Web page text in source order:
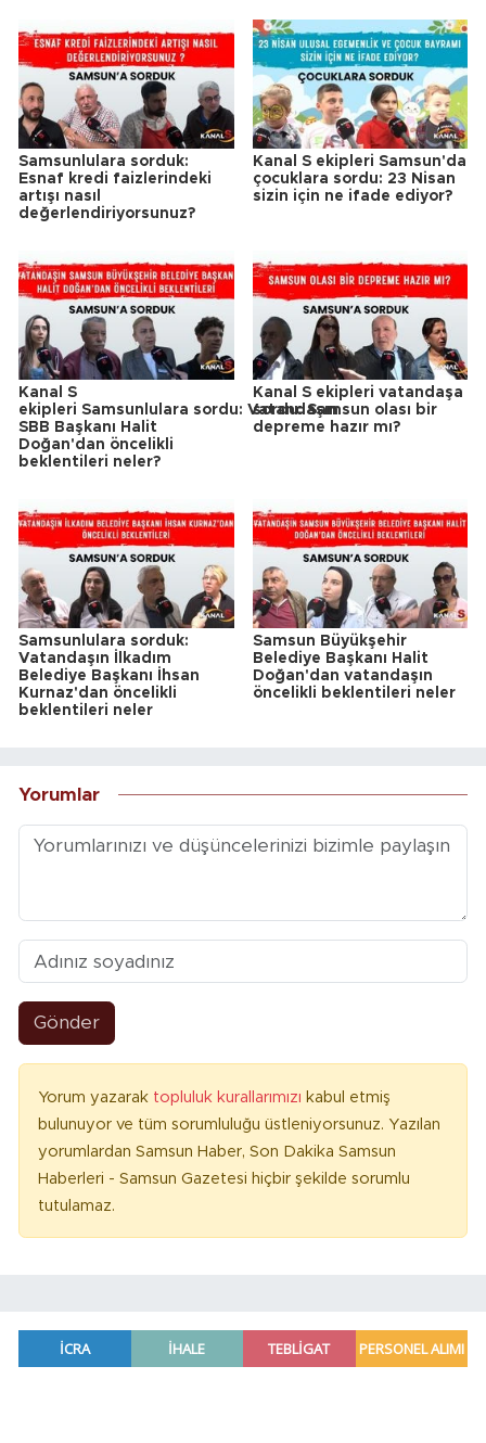
Samsunlulara sorduk:
Esnaf kredi faizlerindeki
artışı nasıl
değerlendiriyorsunuz?
Kanal S ekipleri Samsun'da
çocuklara sordu: 23 Nisan
sizin için ne ifade ediyor?
Kanal S
ekipleri Samsunlulara sordu: Vatandaşın
SBB Başkanı Halit
Doğan'dan öncelikli
beklentileri neler?
Kanal S ekipleri vatandaşa
sordu: Samsun olası bir
depreme hazır mı?
Samsunlulara sorduk:
Vatandaşın İlkadım
Belediye Başkanı İhsan
Kurnaz'dan öncelikli
beklentileri neler
Samsun Büyükşehir
Belediye Başkanı Halit
Doğan'dan vatandaşın
öncelikli beklentileri neler
Yorumlar
Gönder
Yorum yazarak topluluk kurallarımızı kabul etmiş
bulunuyor ve tüm sorumluluğu üstleniyorsunuz. Yazılan
yorumlardan Samsun Haber, Son Dakika Samsun
Haberleri - Samsun Gazetesi hiçbir şekilde sorumlu
tutulamaz.